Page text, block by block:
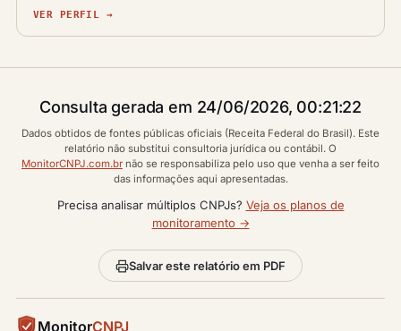
VER PERFIL →
Consulta gerada em 24/06/2026, 00:21:22
Dados obtidos de fontes públicas oficiais (Receita Federal do Brasil). Este
relatório não substitui consultoria jurídica ou contábil. O
MonitorCNPJ.com.br não se responsabiliza pelo uso que venha a ser feito
das informações aqui apresentadas.
Precisa analisar múltiplos CNPJs? Veja os planos de
monitoramento →
Salvar este relatório em PDF
MonitorCNPJ